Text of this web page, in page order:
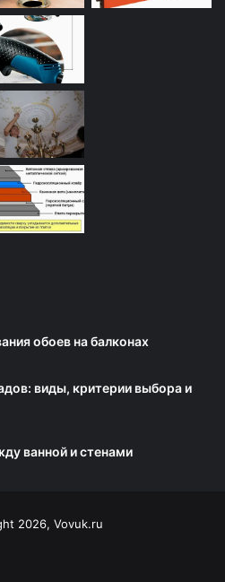
обоев на балконах
виды, критерии выбора и
ванной и стенами
2026, Vovuk.ru